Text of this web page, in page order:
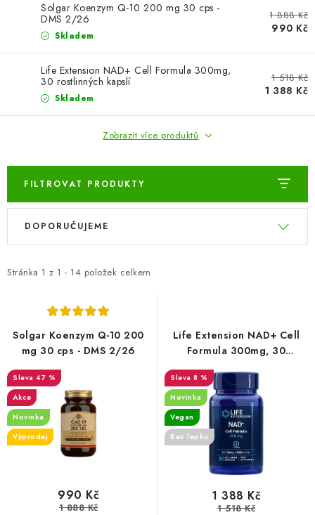
Odborný garant MUDr. Monika Klaudysová
Jak nakupovat
Obchodní podmínky
Slovník pojmů
Moje objednávka
Mapa serveru
Solgar Koenzym Q-10 200 mg 30 cps -
DMS 2/26
Skladem
1 888 Kč
990 Kč
Life Extension NAD+ Cell Formula 300mg,
30 rostlinných kapslí
Skladem
1 518 Kč
1 388 Kč
Zobrazit více produktů
FILTROVAT PRODUKTY
V
i
r
d
u
k
t
ů
Stránka 1 z 1 - 14 položek celkem
Ř
e
p
o
d
u
k
t
DOPORUČUJEME
Solgar Koenzym Q-10 200
mg 30 cps - DMS 2/26
47 %
Akce
Novinka
Výprodej
990 Kč
1 888 Kč
Life Extension NAD+ Cell
Formula 300mg, 30
rostlinných kapslí
8 %
Novinka
Vegan
Bez lepku
1 388 Kč
1 518 Kč